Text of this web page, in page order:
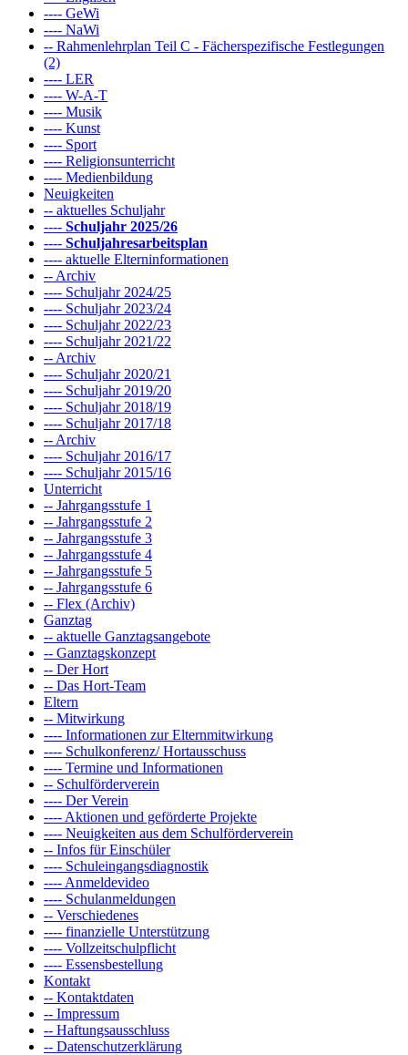
---- GeWi
---- NaWi
-- Rahmenlehrplan Teil C - Fächerspezifische Festlegungen
(2)
---- LER
---- W-A-T
---- Musik
---- Kunst
---- Sport
---- Religionsunterricht
---- Medienbildung
Neuigkeiten
-- aktuelles Schuljahr
---- Schuljahr 2025/26
---- Schuljahresarbeitsplan
---- aktuelle Elterninformationen
-- Archiv
---- Schuljahr 2024/25
---- Schuljahr 2023/24
---- Schuljahr 2022/23
---- Schuljahr 2021/22
-- Archiv
---- Schuljahr 2020/21
---- Schuljahr 2019/20
---- Schuljahr 2018/19
---- Schuljahr 2017/18
-- Archiv
---- Schuljahr 2016/17
---- Schuljahr 2015/16
Unterricht
-- Jahrgangsstufe 1
-- Jahrgangsstufe 2
-- Jahrgangsstufe 3
-- Jahrgangsstufe 4
-- Jahrgangsstufe 5
-- Jahrgangsstufe 6
-- Flex (Archiv)
Ganztag
-- aktuelle Ganztagsangebote
-- Ganztagskonzept
-- Der Hort
-- Das Hort-Team
Eltern
-- Mitwirkung
---- Informationen zur Elternmitwirkung
---- Schulkonferenz/ Hortausschuss
---- Termine und Informationen
-- Schulförderverein
---- Der Verein
---- Aktionen und geförderte Projekte
---- Neuigkeiten aus dem Schulförderverein
-- Infos für Einschüler
---- Schuleingangsdiagnostik
---- Anmeldevideo
---- Schulanmeldungen
-- Verschiedenes
---- finanzielle Unterstützung
---- Vollzeitschulpflicht
---- Essensbestellung
Kontakt
-- Kontaktdaten
-- Impressum
-- Haftungsausschluss
-- Datenschutzerklärung